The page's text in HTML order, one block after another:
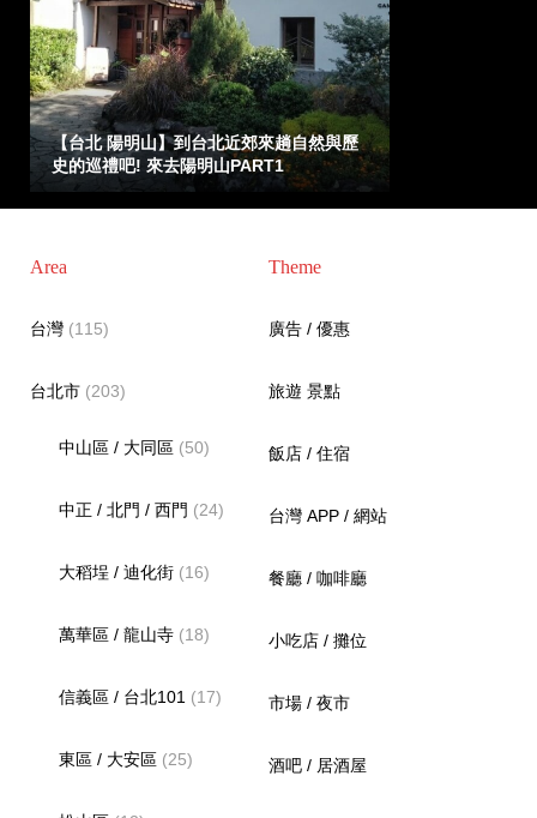
【台北 陽明山】到台北近郊來趟自然與歷
史的巡禮吧! 來去陽明山PART1
Area
台灣(115)
台北市(203)
中山區 / 大同區 (50)
中正 / 北門 / 西門 (24)
大稻埕 / 迪化街 (16)
萬華區 / 龍山寺 (18)
信義區 / 台北101 (17)
東區 / 大安區 (25)
Theme
廣告 / 優惠
旅遊 景點
飯店 / 住宿
台灣 APP / 網站
餐廳 / 咖啡廳
小吃店 / 攤位
市場 / 夜市
酒吧 / 居酒屋